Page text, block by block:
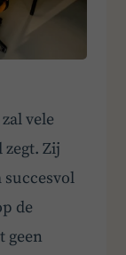
vele
zegt. Zij
succesvol
de
geen